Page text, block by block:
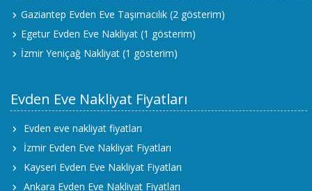
Gaziantep Evden Eve Taşımacılık (2 gösterim)
Egetur Evden Eve Nakliyat (1 gösterim)
İzmir Yeniçağ Nakliyat (1 gösterim)
Evden Eve Nakliyat Fiyatları
Evden eve nakliyat fiyatları
İzmir Evden Eve Nakliyat Fiyatları
Kayseri Evden Eve Nakliyat Fiyatları
Ankara Evden Eve Nakliyat Fiyatları